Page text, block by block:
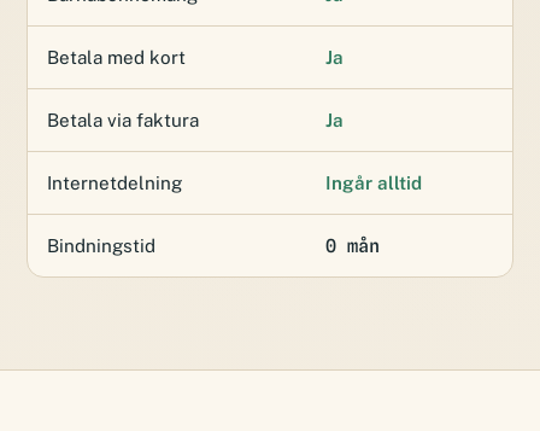
Betala med kort Ja
Betala via faktura Ja
Internetdelning Ingår alltid
Bindningstid 0 mån